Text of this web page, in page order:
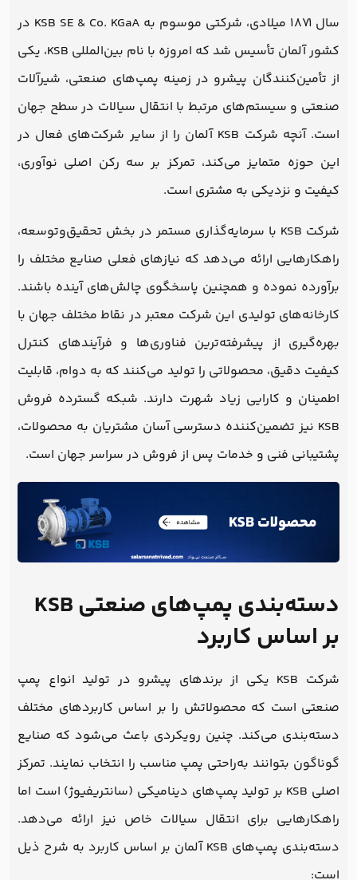
سال ۱۸۷۱ میلادی، شرکتی موسوم به KSB SE & Co. KGaA در
کشور آلمان تأسیس شد که امروزه با نام بین‌المللی KSB، یکی
از تأمین‌کنندگان پیشرو در زمینه پمپ‌های صنعتی، شیرآلات
صنعتی و سیستم‌های مرتبط با انتقال سیالات در سطح جهان
است. آنچه شرکت KSB آلمان را از سایر شرکت‌های فعال در
این حوزه متمایز می‌کند، تمرکز بر سه رکن اصلی نوآوری،
کیفیت و نزدیکی به مشتری است.
شرکت KSB با سرمایه‌گذاری مستمر در بخش تحقیق‌وتوسعه،
راهکارهایی ارائه می‌دهد که نیازهای فعلی صنایع مختلف را
برآورده نموده و همچنین پاسخگوی چالش‌های آینده باشند.
کارخانه‌های تولیدی این شرکت معتبر در نقاط مختلف جهان با
بهره‌گیری از پیشرفته‌ترین فناوری‌ها و فرآیندهای کنترل
کیفیت دقیق، محصولاتی را تولید می‌کنند که به دوام، قابلیت
اطمینان و کارایی زیاد شهرت دارند. شبکه گسترده فروش
KSB نیز تضمین‌کننده دسترسی آسان مشتریان به محصولات،
پشتیبانی فنی و خدمات پس از فروش در سراسر جهان است.
دسته‌بندی پمپ‌های صنعتی KSB
بر اساس کاربرد
شرکت KSB یکی از برندهای پیشرو در تولید انواع پمپ
صنعتی است که محصولاتش را بر اساس کاربردهای مختلف
دسته‌بندی می‌کند. چنین رویکردی باعث می‌شود که صنایع
گوناگون بتوانند به‌راحتی پمپ مناسب را انتخاب نمایند. تمرکز
اصلی KSB بر تولید پمپ‌های دینامیکی (سانتریفیوژ) است اما
راهکارهایی برای انتقال سیالات خاص نیز ارائه می‌دهد.
دسته‌بندی پمپ‌های KSB آلمان بر اساس کاربرد به شرح ذیل
است: